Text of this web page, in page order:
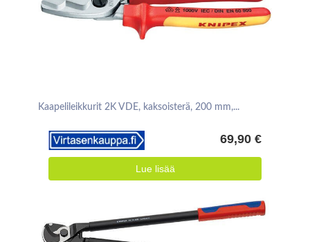
Kaapelileikkurit 2K VDE, kaksoisterä, 200 mm,...
69,90 €
Lue lisää